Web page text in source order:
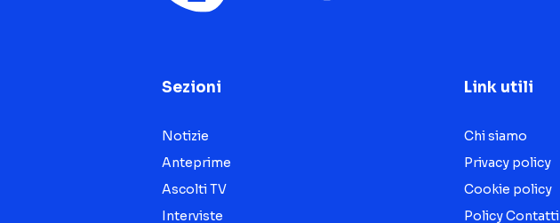
Sezioni
Notizie
Anteprime
Ascolti TV
Interviste
Link utili
Chi siamo
Privacy policy
Cookie policy
Policy Contatti